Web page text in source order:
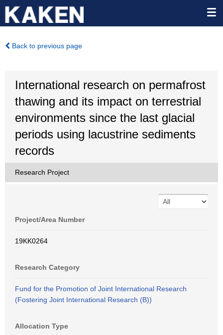
Back to previous page
International research on permafrost
thawing and its impact on terrestrial
environments since the last glacial
periods using lacustrine sediments
records
Research Project
Project/Area Number
19KK0264
Research Category
Fund for the Promotion of Joint International Research
(Fostering Joint International Research (B))
Allocation Type